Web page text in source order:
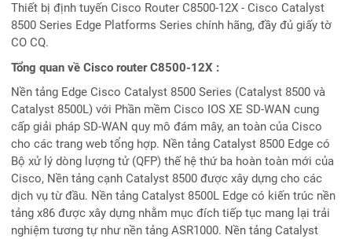
Thiết bị định tuyến Cisco Router C8500-12X - Cisco Catalyst
8500 Series Edge Platforms Series chính hãng, đầy đủ giấy tờ
CO CQ.
Tổng quan về Cisco router C8500-12X :
Nền tảng Edge Cisco Catalyst 8500 Series (Catalyst 8500 và
Catalyst 8500L) với Phần mềm Cisco IOS XE SD-WAN cung
cấp giải pháp SD-WAN quy mô đám mây, an toàn của Cisco
cho các trang web tổng hợp. Nền tảng Catalyst 8500 Edge có
Bộ xử lý dòng lượng tử (QFP) thế hệ thứ ba hoàn toàn mới của
Cisco, Nền tảng cạnh Catalyst 8500 được xây dựng cho các
dịch vụ từ đầu. Nền tảng Catalyst 8500L Edge có kiến trúc nền
tảng x86 được xây dựng nhằm mục đích tiếp tục mang lại trải
nghiệm tương tự như nền tảng ASR1000. Nền tảng Catalyst